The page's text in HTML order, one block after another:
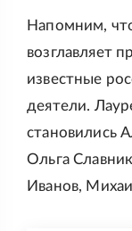
Напомним,
возглавляет
известные
деятели.
становились
Ольга
Иванов,